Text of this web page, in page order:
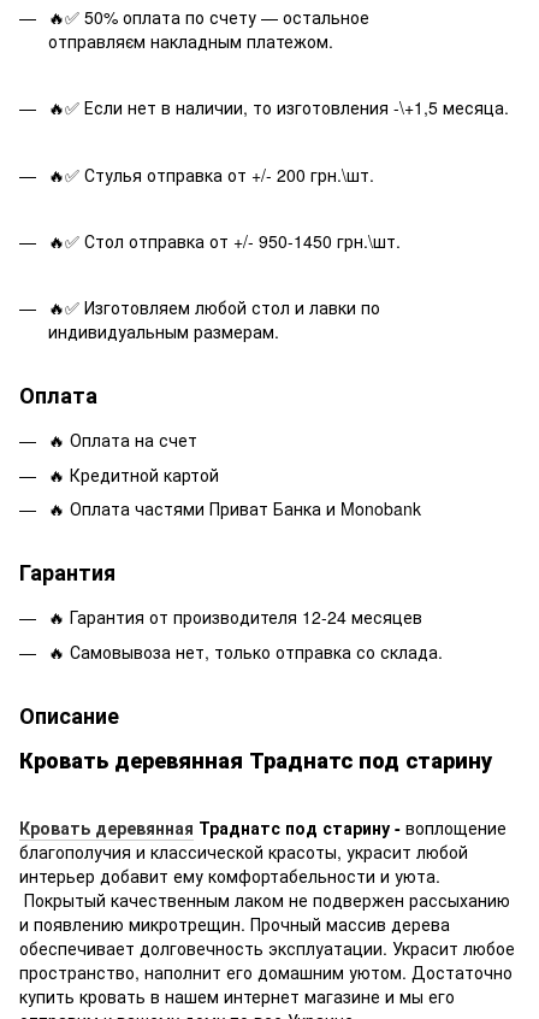
🔥✅ 50% оплата по счету — остальное
отправляєм накладным платежом.
🔥✅ Если нет в наличии, то изготовления -\+1,5 месяца.
🔥✅ Стулья отправка от +/- 200 грн.\шт.
🔥✅ Стол отправка от +/- 950-1450 грн.\шт.
🔥✅ Изготовляем любой стол и лавки по
индивидуальным размерам.
Оплата
🔥 Оплата на счет
🔥 Кредитной картой
🔥 Оплата частями Приват Банка и Monobank
Гарантия
🔥 Гарантия от производителя 12-24 месяцев
🔥 Самовывоза нет, только отправка со склада.
Описание
Кровать деревянная Траднатс под старину
Кровать деревянная Траднатс под старину - воплощение
благополучия и классической красоты, украсит любой
интерьер добавит ему комфортабельности и уюта.
Покрытый качественным лаком не подвержен рассыханию
и появлению микротрещин. Прочный массив дерева
обеспечивает долговечность эксплуатации. Украсит любое
пространство, наполнит его домашним уютом. Достаточно
купить кровать в нашем интернет магазине и мы его